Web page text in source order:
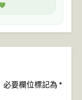
必要欄位標記為 *